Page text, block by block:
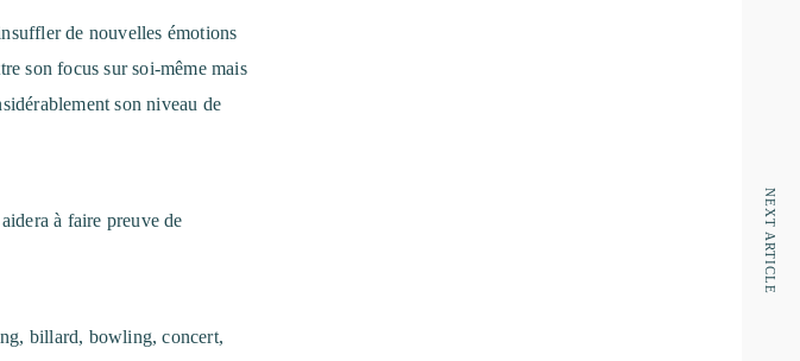
de nouvelles émotions
son focus sur soi-même mais
son niveau de
à faire preuve de
billard, bowling, concert,
NEXT ARTICLE